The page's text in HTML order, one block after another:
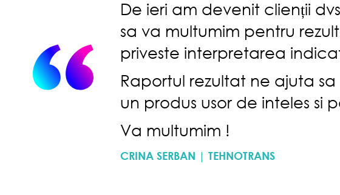
De ieri am devenit clienții
sa va multumim pentru
priveste interpretarea
Raportul rezultat ne ajuta
un produs usor de inteles si
Va multumim !
CRINA SERBAN | TEHNOTRANS